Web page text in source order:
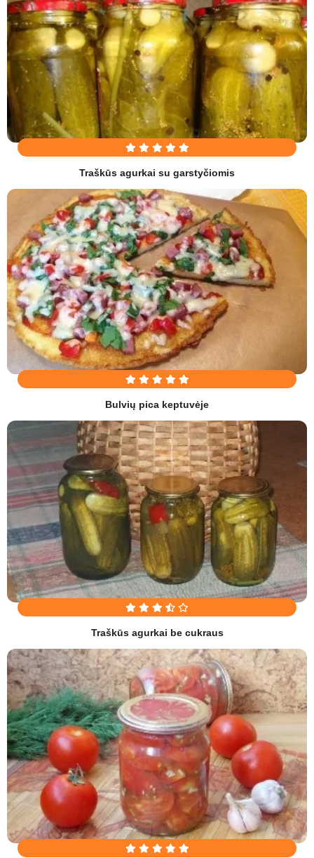
Traškūs agurkai su garstyčiomis
Bulvių pica keptuvėje
Traškūs agurkai be cukraus